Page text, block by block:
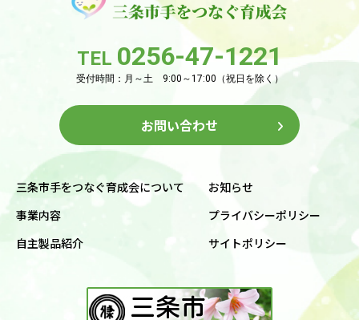
TEL 0256-47-1221
受付時間：月～土 9:00～17:00（祝日を除く）
お問い合わせ
三条市手をつなぐ育成会について
事業内容
自主製品紹介
お知らせ
プライバシーポリシー
サイトポリシー